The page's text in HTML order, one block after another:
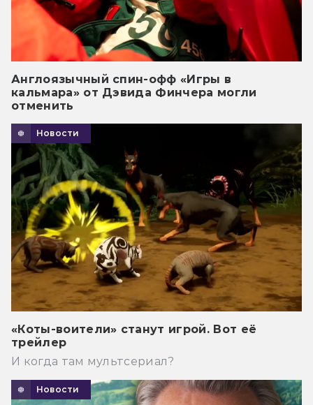
Англоязычный спин-офф «Игры в
кальмара» от Дэвида Финчера могли
отменить
Новости
«Коты-воители» станут игрой. Вот её
трейлер
И когда там мультсериал?
Новости